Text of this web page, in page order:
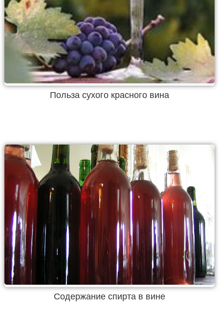
Польза сухого красного вина
Содержание спирта в вине